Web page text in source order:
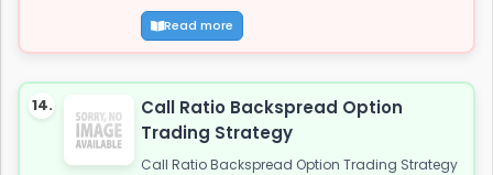
Read more
14.
Call Ratio Backspread Option
Trading Strategy
Call Ratio Backspread Option Trading Strategy